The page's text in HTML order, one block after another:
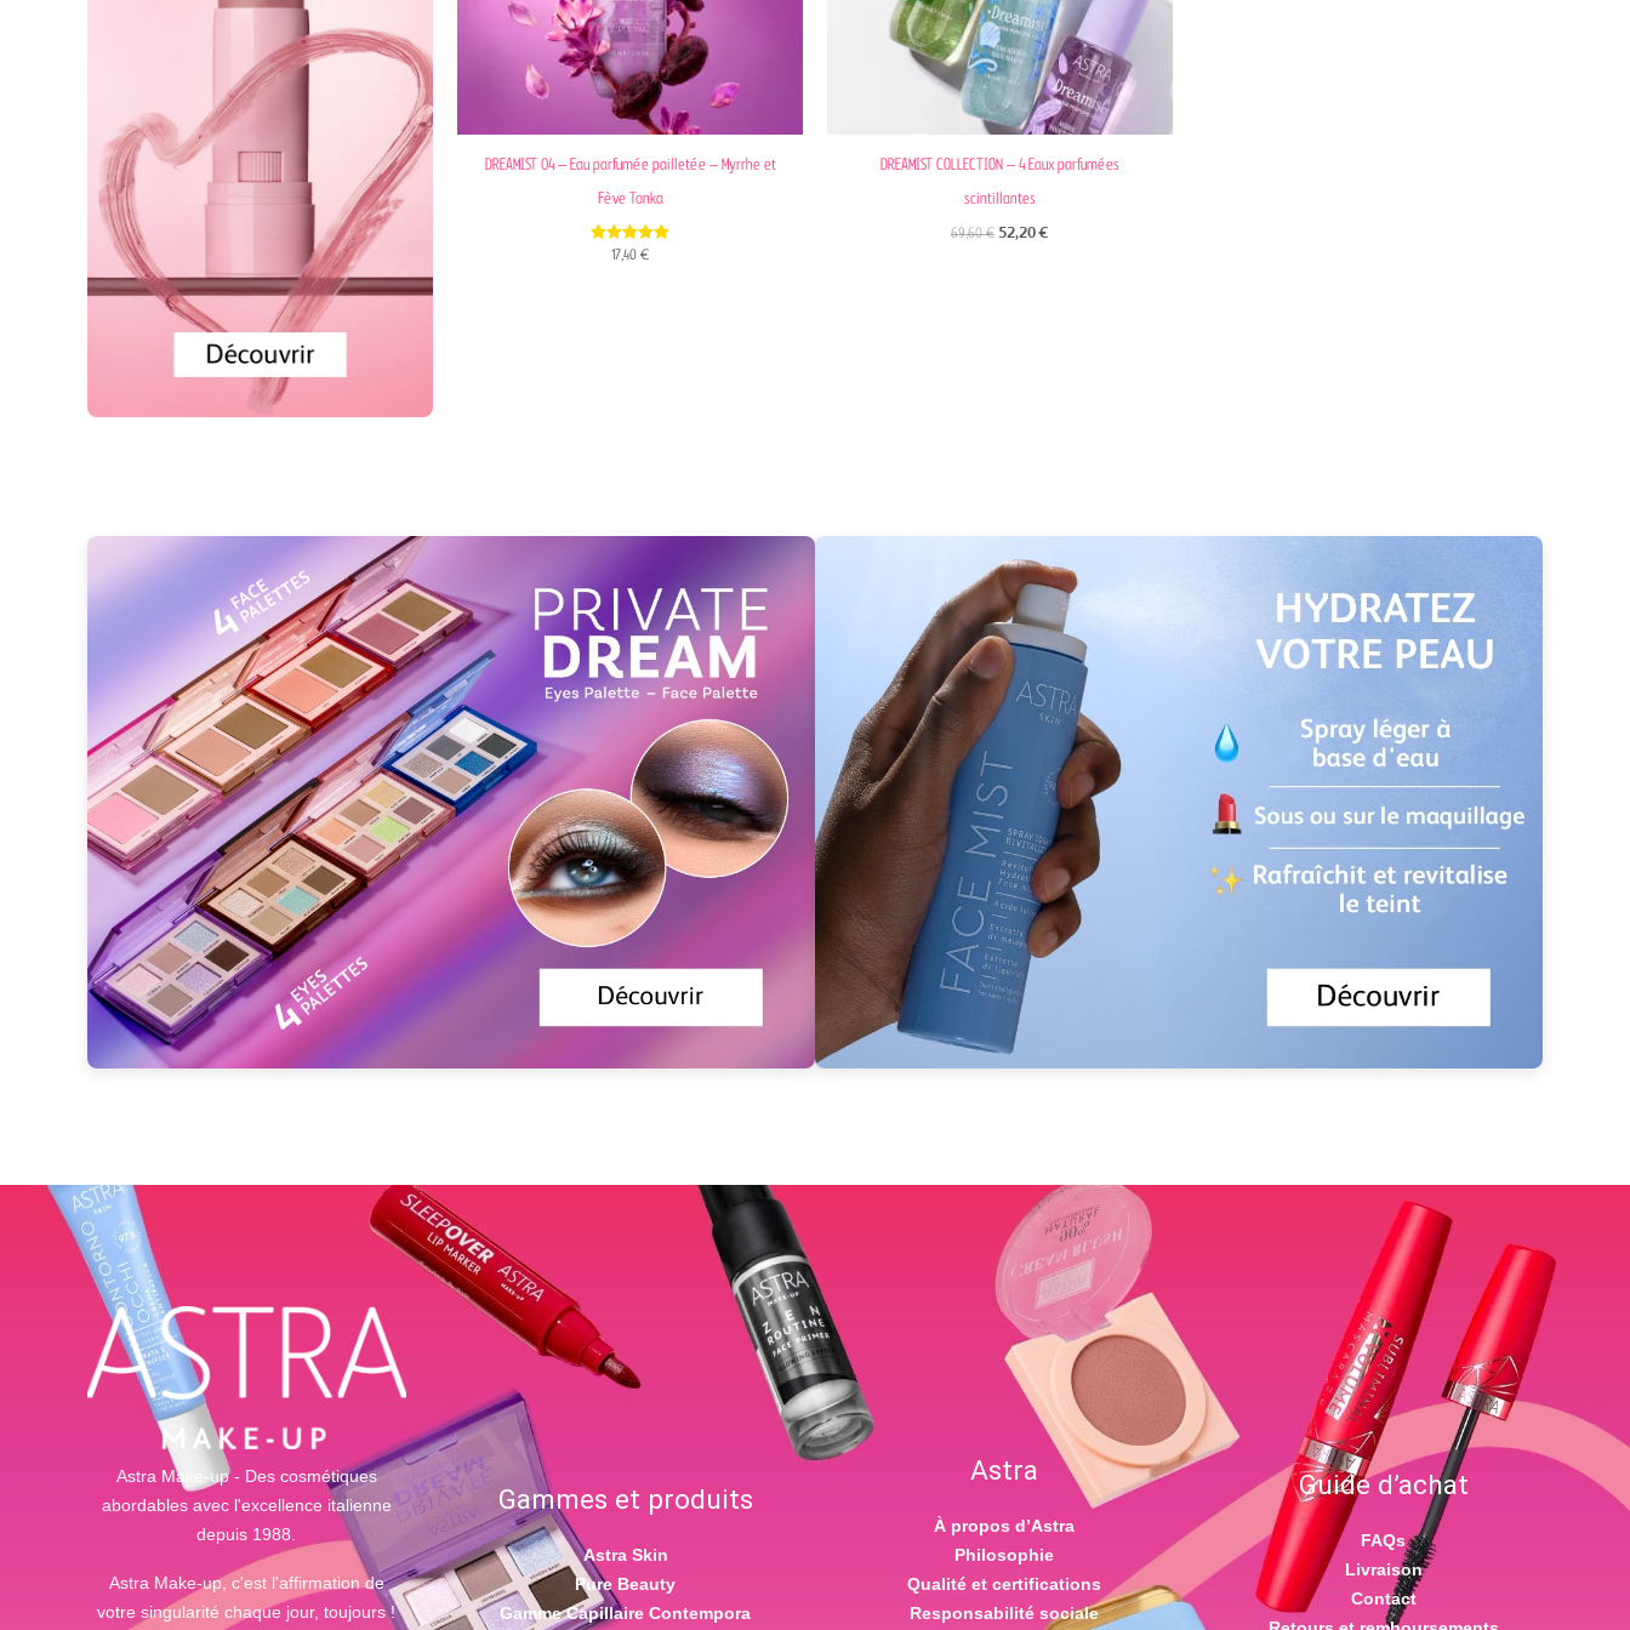
DREAMIST 04 – Eau parfumée pailletée – Myrrhe et
Fève Tonka
5.00
17,40 €
DREAMIST COLLECTION – 4 Eaux parfumées
scintillantes
69,60€ 52,20€
Astra Make-up - Des cosmétiques
abordables avec l'excellence italienne
depuis 1988.
Astra Make-up, c'est l'affirmation de
votre singularité chaque jour, toujours !
Gammes et produits
Astra Skin
Pure Beauty
Gamme Capillaire Contempora
Astra
À propos d’Astra
Philosophie
Qualité et certifications
Responsabilité sociale
Guide d’achat
FAQs
Livraison
Contact